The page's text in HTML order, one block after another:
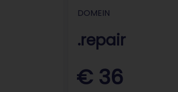
DOMEIN
.repair
€ 36